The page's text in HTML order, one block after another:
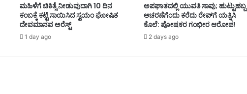
ಮಹಿಳೆಗೆ ಚಿಕಿತ್ಸೆ ನೀಡುವುದಾಗಿ 10 ದಿನ
ಕಂಬಕ್ಕೆ ಕಟ್ಟಿ ಸಾಯಿಸಿದ ಸ್ವಯಂ ಘೋಷಿತ
ದೇವಮಾನವ ಅರೆಸ್ಟ್
1 day ago
ಅಪಘಾತದಲ್ಲಿ ಯುವತಿ ಸಾವು; ಹುಟ್ಟುಹಬ್ಬ
ಆಚರಣೆಗೆಂದು ಕರೆದು ರೇಪ್‌ಗೆ ಯತ್ನಿಸಿ
ಕೊಲೆ: ಪೋಷಕರ ಗಂಭೀರ ಆರೋಪ!
2 days ago